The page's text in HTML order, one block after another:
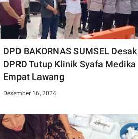
DPD BAKORNAS SUMSEL Desak
DPRD Tutup Klinik Syafa Medika
Empat Lawang
Desember 16, 2024